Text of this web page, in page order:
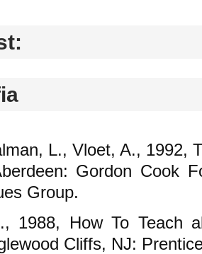
L., Vloet, A., 1992,
Gordon Cook
Group.
1988, How To Teach
Cliffs, NJ: